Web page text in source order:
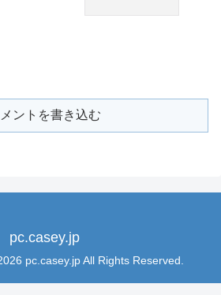
ントを書き込む
pc.casey.jp
pc.casey.jp All Rights Reserved.